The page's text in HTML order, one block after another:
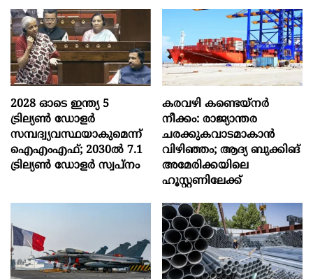
2028 ഓടെ ഇന്ത്യ 5
ട്രില്യണ്‍ ഡോളര്‍
സമ്പദ്വ്യവസ്ഥയാകുമെന്ന്
ഐഎംഎഫ്; 2030ല്‍ 7.1
ട്രില്യണ്‍ ഡോളര്‍ സ്വപ്നം
കരവഴി കണ്ടെയ്നർ
നീക്കം: രാജ്യാന്തര
ചരക്കുകവാടമാകാൻ
വിഴിഞ്ഞം; ആദ്യ ബുക്കിങ്
അമേരിക്കയിലെ
ഹൂസ്റ്റണിലേക്ക്